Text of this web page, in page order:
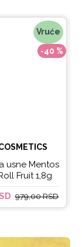
Vruće
-40 %
usne Mentos
Fruit 1,8g
979,00 RSD